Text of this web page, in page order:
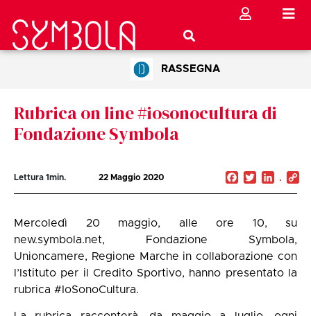
RASSEGNA
Rubrica on line #iosonocultura di
Fondazione Symbola
Lettura 1min. 22 Maggio 2020 Facebook
Twitter
Mercoledì 20 maggio, alle ore 10, su
new.symbola.net, Fondazione Symbola,
Unioncamere, Regione Marche in collaborazione con
l’Istituto per il Credito Sportivo, hanno presentato la
rubrica #IoSonoCultura.